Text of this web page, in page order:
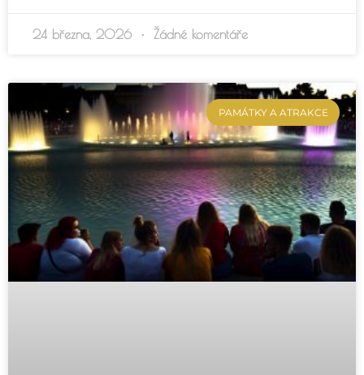
24 března, 2026 Žádné komentáře
PAMÁTKY A ATRAKCE